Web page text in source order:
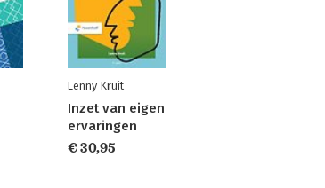
Lenny Kruit
Inzet van eigen
ervaringen
€ 30,95